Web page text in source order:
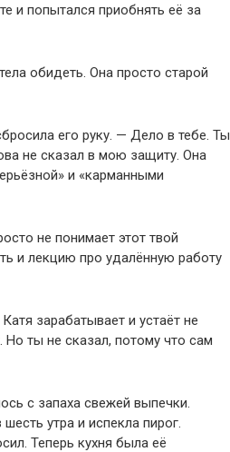
и попытался приобнять её за
обидеть. Она просто старой
его руку. — Дело в тебе. Ты
не сказал в мою защиту. Она
и «карманными
не понимает этот твой
и лекцию про удалённую работу
зарабатывает и устаёт не
ты не сказал, потому что сам
с запаха свежей выпечки.
утра и испекла пирог.
Теперь кухня была её